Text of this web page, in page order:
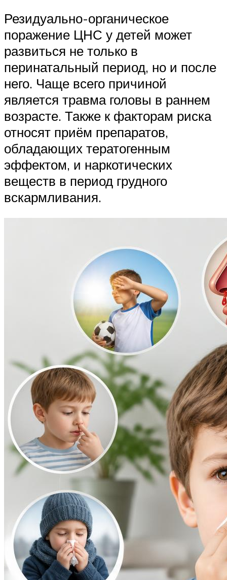
Резидуально-органическое
поражение ЦНС у детей может
развиться не только в
перинатальный период, но и после
него. Чаще всего причиной
является травма головы в раннем
возрасте. Также к факторам риска
относят приём препаратов,
обладающих тератогенным
эффектом, и наркотических
веществ в период грудного
вскармливания.